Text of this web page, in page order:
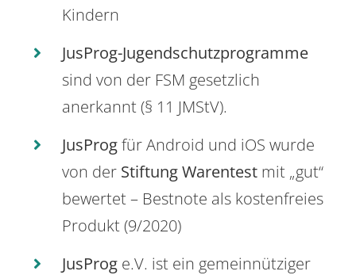
Kindern
JusProg-Jugendschutzprogramme
sind von der FSM gesetzlich
anerkannt (§ 11 JMStV).
JusProgfür Android und iOS wurde
von der Stiftung Warentest mit „gut“
bewertet – Bestnote als kostenfreies
Produkt (9/2020)
JusProg e.V. ist ein gemeinnütziger